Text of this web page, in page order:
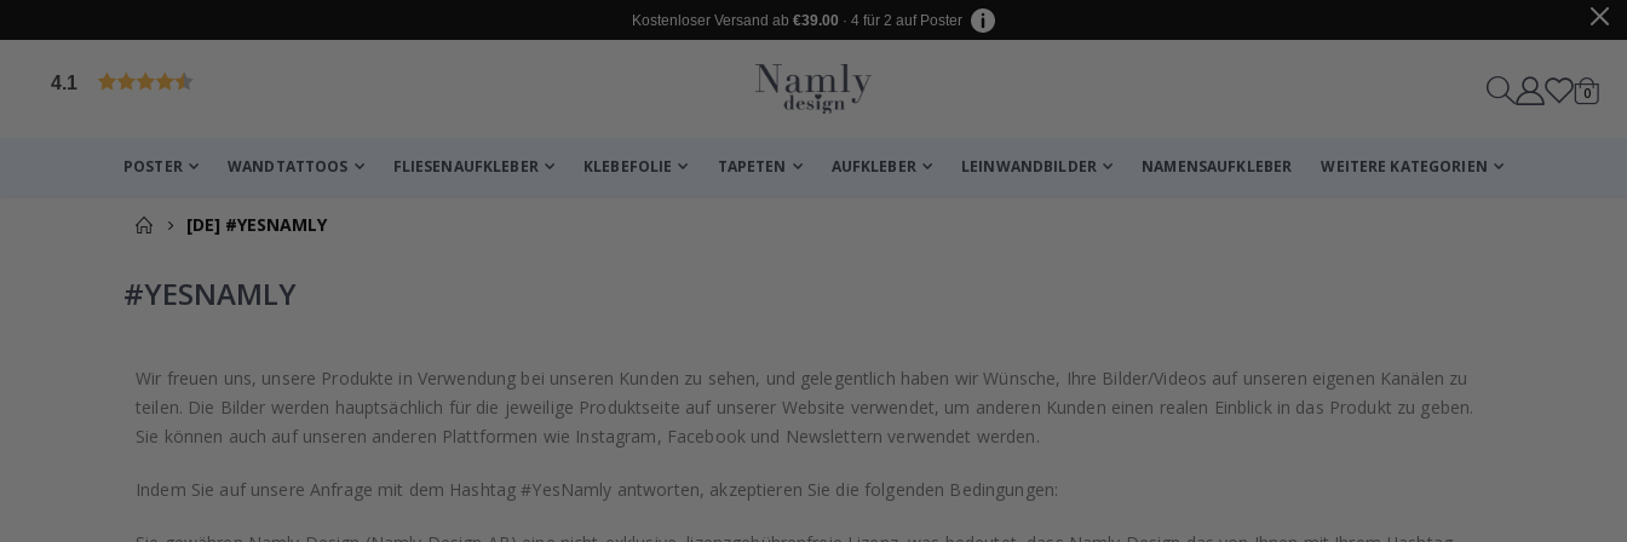
Kostenloser Versand ab €39.00 · 4 für 2 auf Poster
4.1
Wagen
0
POSTER WANDTATTOOS FLIESENAUFKLEBER KLEBEFOLIE TAPETEN AUFKLEBER LEINWANDBILDER NAMENSAUFKLEBER WEITERE KATEGORIEN
[DE] #YESNAMLY
#YESNAMLY
Wir freuen uns, unsere Produkte in Verwendung bei unseren Kunden zu sehen, und gelegentlich haben wir Wünsche, Ihre Bilder/Videos auf unseren eigenen Kanälen zu
teilen. Die Bilder werden hauptsächlich für die jeweilige Produktseite auf unserer Website verwendet, um anderen Kunden einen realen Einblick in das Produkt zu geben.
Sie können auch auf unseren anderen Plattformen wie Instagram, Facebook und Newslettern verwendet werden.
Indem Sie auf unsere Anfrage mit dem Hashtag #YesNamly antworten, akzeptieren Sie die folgenden Bedingungen: